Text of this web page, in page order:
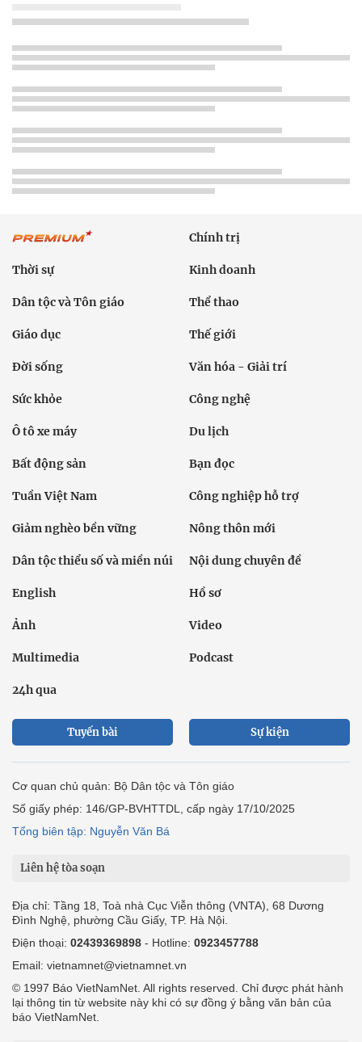
Chính trị
Thời sự Kinh doanh
Dân tộc và Tôn giáo Thể thao
Giáo dục Thế giới
Đời sống Văn hóa - Giải trí
Sức khỏe Công nghệ
Ô tô xe máy Du lịch
Bất động sản Bạn đọc
Tuần Việt Nam Công nghiệp hỗ trợ
Giảm nghèo bền vững Nông thôn mới
Dân tộc thiểu số và miền núi Nội dung chuyên đề
English Hồ sơ
Ảnh Video
Multimedia Podcast
24h qua
Tuyến bài Sự kiện
Cơ quan chủ quản: Bộ Dân tộc và Tôn giáo
Số giấy phép: 146/GP-BVHTTDL, cấp ngày 17/10/2025
Tổng biên tập: Nguyễn Văn Bá
Liên hệ tòa soạn
Địa chỉ: Tầng 18, Toà nhà Cục Viễn thông (VNTA), 68 Dương
Đình Nghệ, phường Cầu Giấy, TP. Hà Nội.
Điện thoại: 02439369898 - Hotline: 0923457788
Email: vietnamnet@vietnamnet.vn
© 1997 Báo VietNamNet. All rights reserved. Chỉ được phát hành
lại thông tin từ website này khi có sự đồng ý bằng văn bản của
báo VietNamNet.